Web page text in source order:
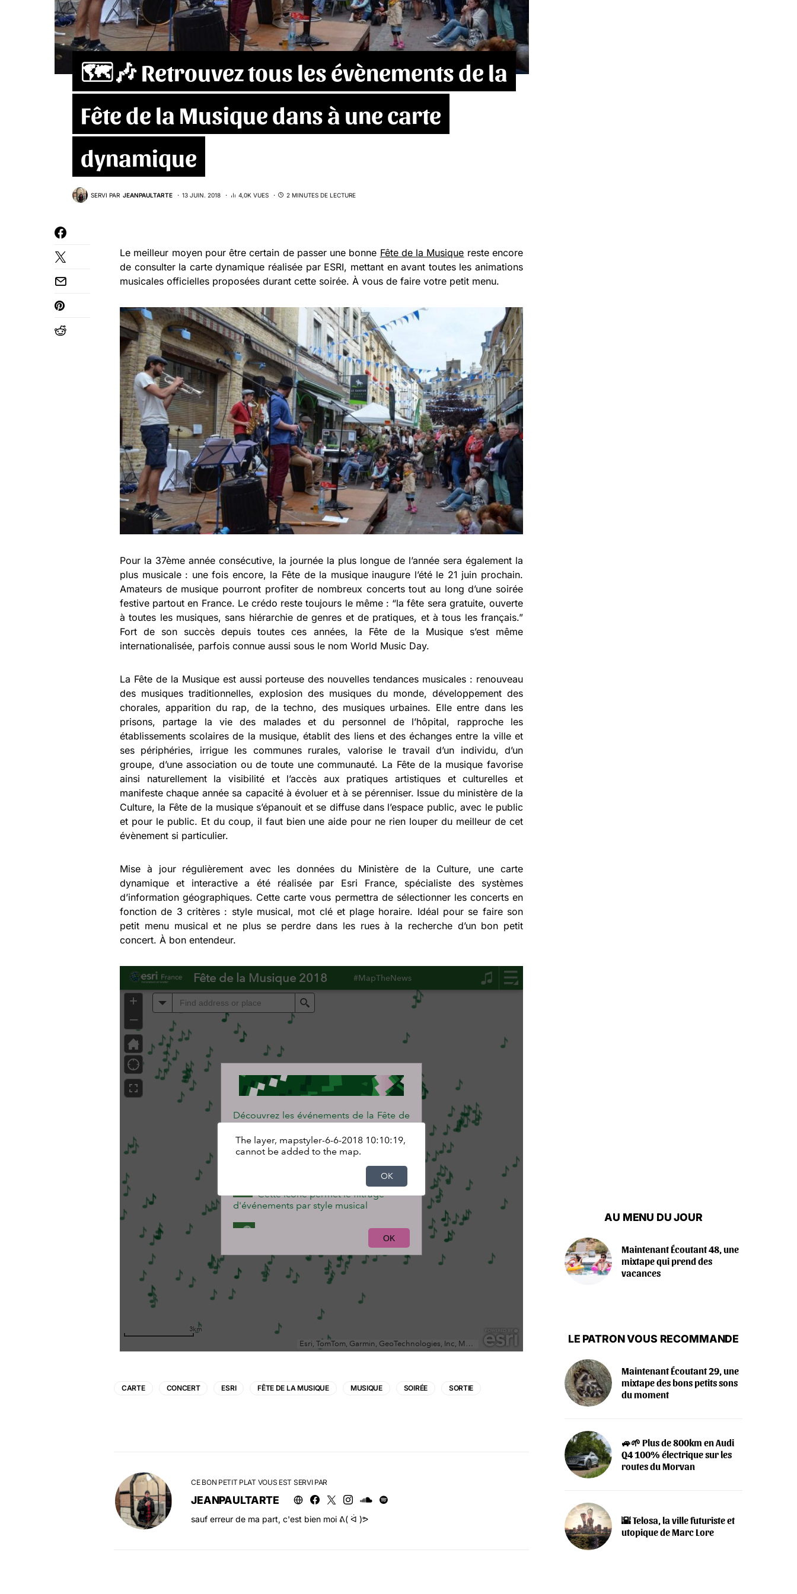
🗺🎶 Retrouvez tous les évènements de la
Fête de la Musique dans à une carte
dynamique
SERVI PAR JEANPAULTARTE 13 JUIN. 2018 4,0K VUES 2 MINUTES DE LECTURE
Le meilleur moyen pour être certain de passer une bonne Fête de la Musique reste encore
de consulter la carte dynamique réalisée par ESRI, mettant en avant toutes les animations
musicales officielles proposées durant cette soirée. À vous de faire votre petit menu.
Pour la 37ème année consécutive, la journée la plus longue de l’année sera également la
plus musicale : une fois encore, la Fête de la musique inaugure l’été le 21 juin prochain.
Amateurs de musique pourront profiter de nombreux concerts tout au long d’une soirée
festive partout en France. Le crédo reste toujours le même : “la fête sera gratuite, ouverte
à toutes les musiques, sans hiérarchie de genres et de pratiques, et à tous les français.”
Fort de son succès depuis toutes ces années, la Fête de la Musique s’est même
internationalisée, parfois connue aussi sous le nom World Music Day.
La Fête de la Musique est aussi porteuse des nouvelles tendances musicales : renouveau
des musiques traditionnelles, explosion des musiques du monde, développement des
chorales, apparition du rap, de la techno, des musiques urbaines. Elle entre dans les
prisons, partage la vie des malades et du personnel de l’hôpital, rapproche les
établissements scolaires de la musique, établit des liens et des échanges entre la ville et
ses périphéries, irrigue les communes rurales, valorise le travail d’un individu, d’un
groupe, d’une association ou de toute une communauté. La Fête de la musique favorise
ainsi naturellement la visibilité et l’accès aux pratiques artistiques et culturelles et
manifeste chaque année sa capacité à évoluer et à se pérenniser. Issue du ministère de la
Culture, la Fête de la musique s’épanouit et se diffuse dans l’espace public, avec le public
et pour le public. Et du coup, il faut bien une aide pour ne rien louper du meilleur de cet
évènement si particulier.
Mise à jour régulièrement avec les données du Ministère de la Culture, une carte
dynamique et interactive a été réalisée par Esri France, spécialiste des systèmes
d’information géographiques. Cette carte vous permettra de sélectionner les concerts en
fonction de 3 critères : style musical, mot clé et plage horaire. Idéal pour se faire son
petit menu musical et ne plus se perdre dans les rues à la recherche d’un bon petit
concert. À bon entendeur.
CARTE CONCERT ESRI FÊTE DE LA MUSIQUE MUSIQUE SOIRÉE SORTIE
CE BON PETIT PLAT VOUS EST SERVI PAR
JEANPAULTARTE
sauf erreur de ma part, c'est bien moi ᕕ( ᐛ )ᕗ
AU MENU DU JOUR
Maintenant Écoutant 48, une
mixtape qui prend des
vacances
LE PATRON VOUS RECOMMANDE
Maintenant Écoutant 29, une
mixtape des bons petits sons
du moment
🚙🌱 Plus de 800km en Audi
Q4 100% électrique sur les
routes du Morvan
🌇 Telosa, la ville futuriste et
utopique de Marc Lore